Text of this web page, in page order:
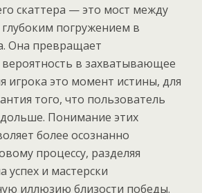
скаттера — это мост между
погружением в
Она превращает
в захватывающее
игрока это момент истины, для
того, что пользователь
дольше. Понимание этих
более осознанно
процессу, разделяя
успех и мастерски
иллюзию близости победы.